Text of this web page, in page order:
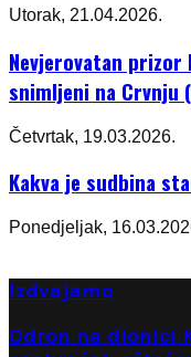
Utorak, 21.04.2026.
Nevjerovatan prizor
snimljeni na Crvnju
Četvrtak, 19.03.2026.
Kakva je sudbina
Ponedjeljak,
Izdvajamo
Odron na dionici